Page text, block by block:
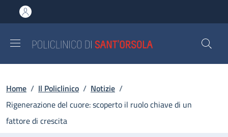
al contenuto principale
to footer content
Briciole di pane
Home / Il Policlinico / Notizie /
Rigenerazione del cuore: scoperto il ruolo chiave di un
fattore di crescita